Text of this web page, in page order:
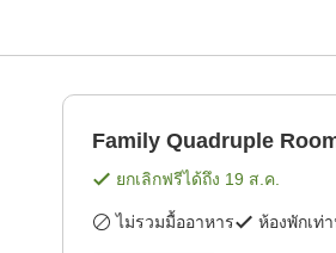
Family Quadruple
ยกเลิกฟรีได้ถึง 19 ส.ค.
ไม่รวมมื้ออาหาร ห้องพักเท่